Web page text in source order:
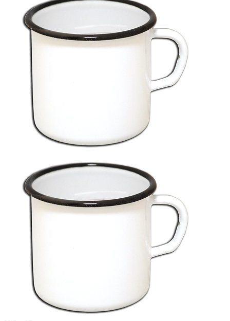
Посуда
БрелокиКанцелярия и обложки для
документовНожиТермосыЧасыФлаги и вымпелы
Артикул:
1533923